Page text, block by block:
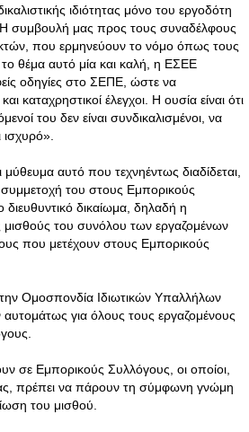
ιδιότητας μόνο του εργοδότη
συμβουλή μας προς τους συναδέλφους
που ερμηνεύουν το νόμο όπως τους
το θέμα αυτό μία και καλή, η ΕΣΕΕ
οδηγίες στο ΣΕΠΕ, ώστε να
καταχρηστικοί έλεγχοι. Η ουσία είναι ότι
του δεν είναι συνδικαλισμένοι, να
ισχυρό».
αυτό που τεχνηέντως διαδίδεται,
συμμετοχή του στους Εμπορικούς
διευθυντικό δικαίωμα, δηλαδή η
του συνόλου των εργαζομένων
που μετέχουν στους Εμπορικούς
Ομοσπονδία Ιδιωτικών Υπαλλήλων
αυτομάτως για όλους τους εργαζομένους
σε Εμπορικούς Συλλόγους, οι οποίοι,
πρέπει να πάρουν τη σύμφωνη γνώμη
του μισθού.